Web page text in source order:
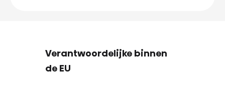
Verantwoordelijke binnen
de EU